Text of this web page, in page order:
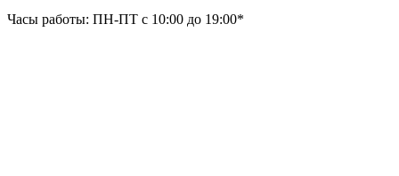
Часы работы: ПН-ПТ с 10:00 до 19:00*